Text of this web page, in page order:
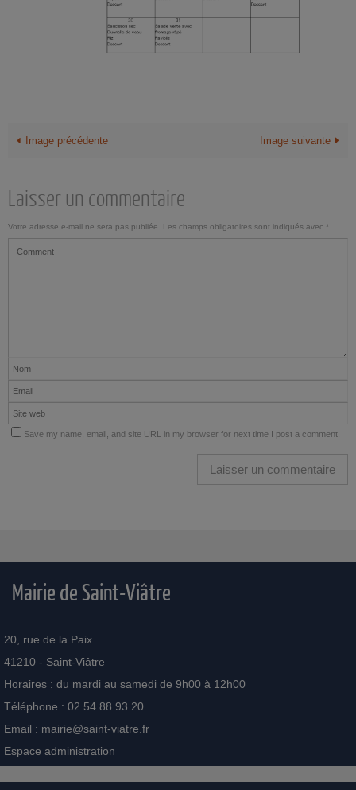
Image précédente Image suivante
Laisser un commentaire
Votre adresse e-mail ne sera pas publiée. Les champs obligatoires sont indiqués avec *
Save my name, email, and site URL in my browser for next time I post a comment.
Mairie de Saint-Viâtre
20, rue de la Paix
41210 - Saint-Viâtre
Horaires : du mardi au samedi de 9h00 à 12h00
Téléphone : 02 54 88 93 20
Email : mairie@saint-viatre.fr
Espace administration